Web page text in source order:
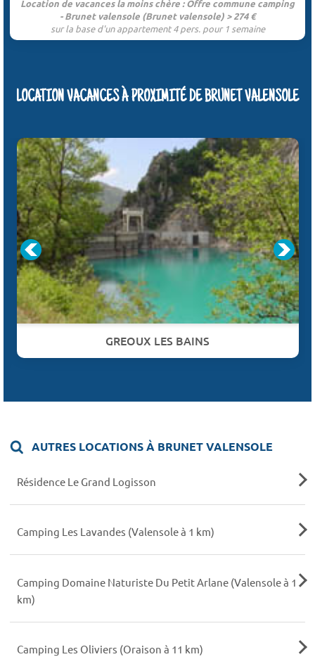
Location de vacances la moins chère : Offre commune camping
- Brunet valensole (Brunet valensole) > 274 €
sur la base d'un appartement 4 pers. pour 1 semaine
LOCATION VACANCES À PROXIMITÉ DE BRUNET VALENSOLE
GREOUX LES BAINS
AUTRES LOCATIONS À BRUNET VALENSOLE
Résidence Le Grand Logisson
Camping Les Lavandes (Valensole à 1 km)
Camping Domaine Naturiste Du Petit Arlane (Valensole à 1
km)
Camping Les Oliviers (Oraison à 11 km)